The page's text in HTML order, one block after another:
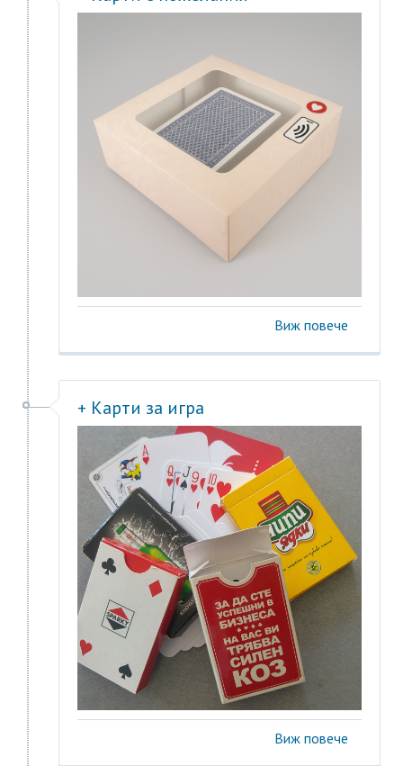
Виж повече
+ Карти за игра
Виж повече